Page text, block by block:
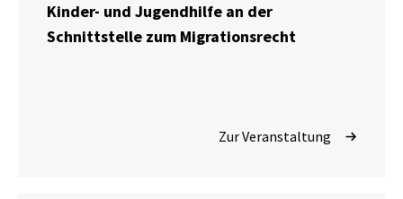
Kinder- und Jugendhilfe an der
Schnittstelle zum Migrationsrecht
Zur Veranstaltung